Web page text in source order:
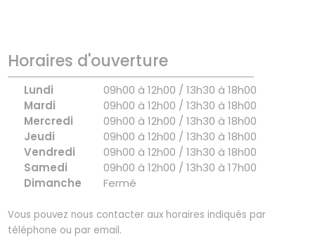
Horaires d'ouverture
Lundi
09h00 à 12h00 / 13h30 à 18h00
Mardi
09h00 à 12h00 / 13h30 à 18h00
Mercredi
09h00 à 12h00 / 13h30 à 18h00
Jeudi
09h00 à 12h00 / 13h30 à 18h00
Vendredi
09h00 à 12h00 / 13h30 à 18h00
Samedi
09h00 à 12h00 / 13h30 à 17h00
Dimanche
Fermé
Vous pouvez nous contacter aux horaires indiqués par
téléphone ou par email.